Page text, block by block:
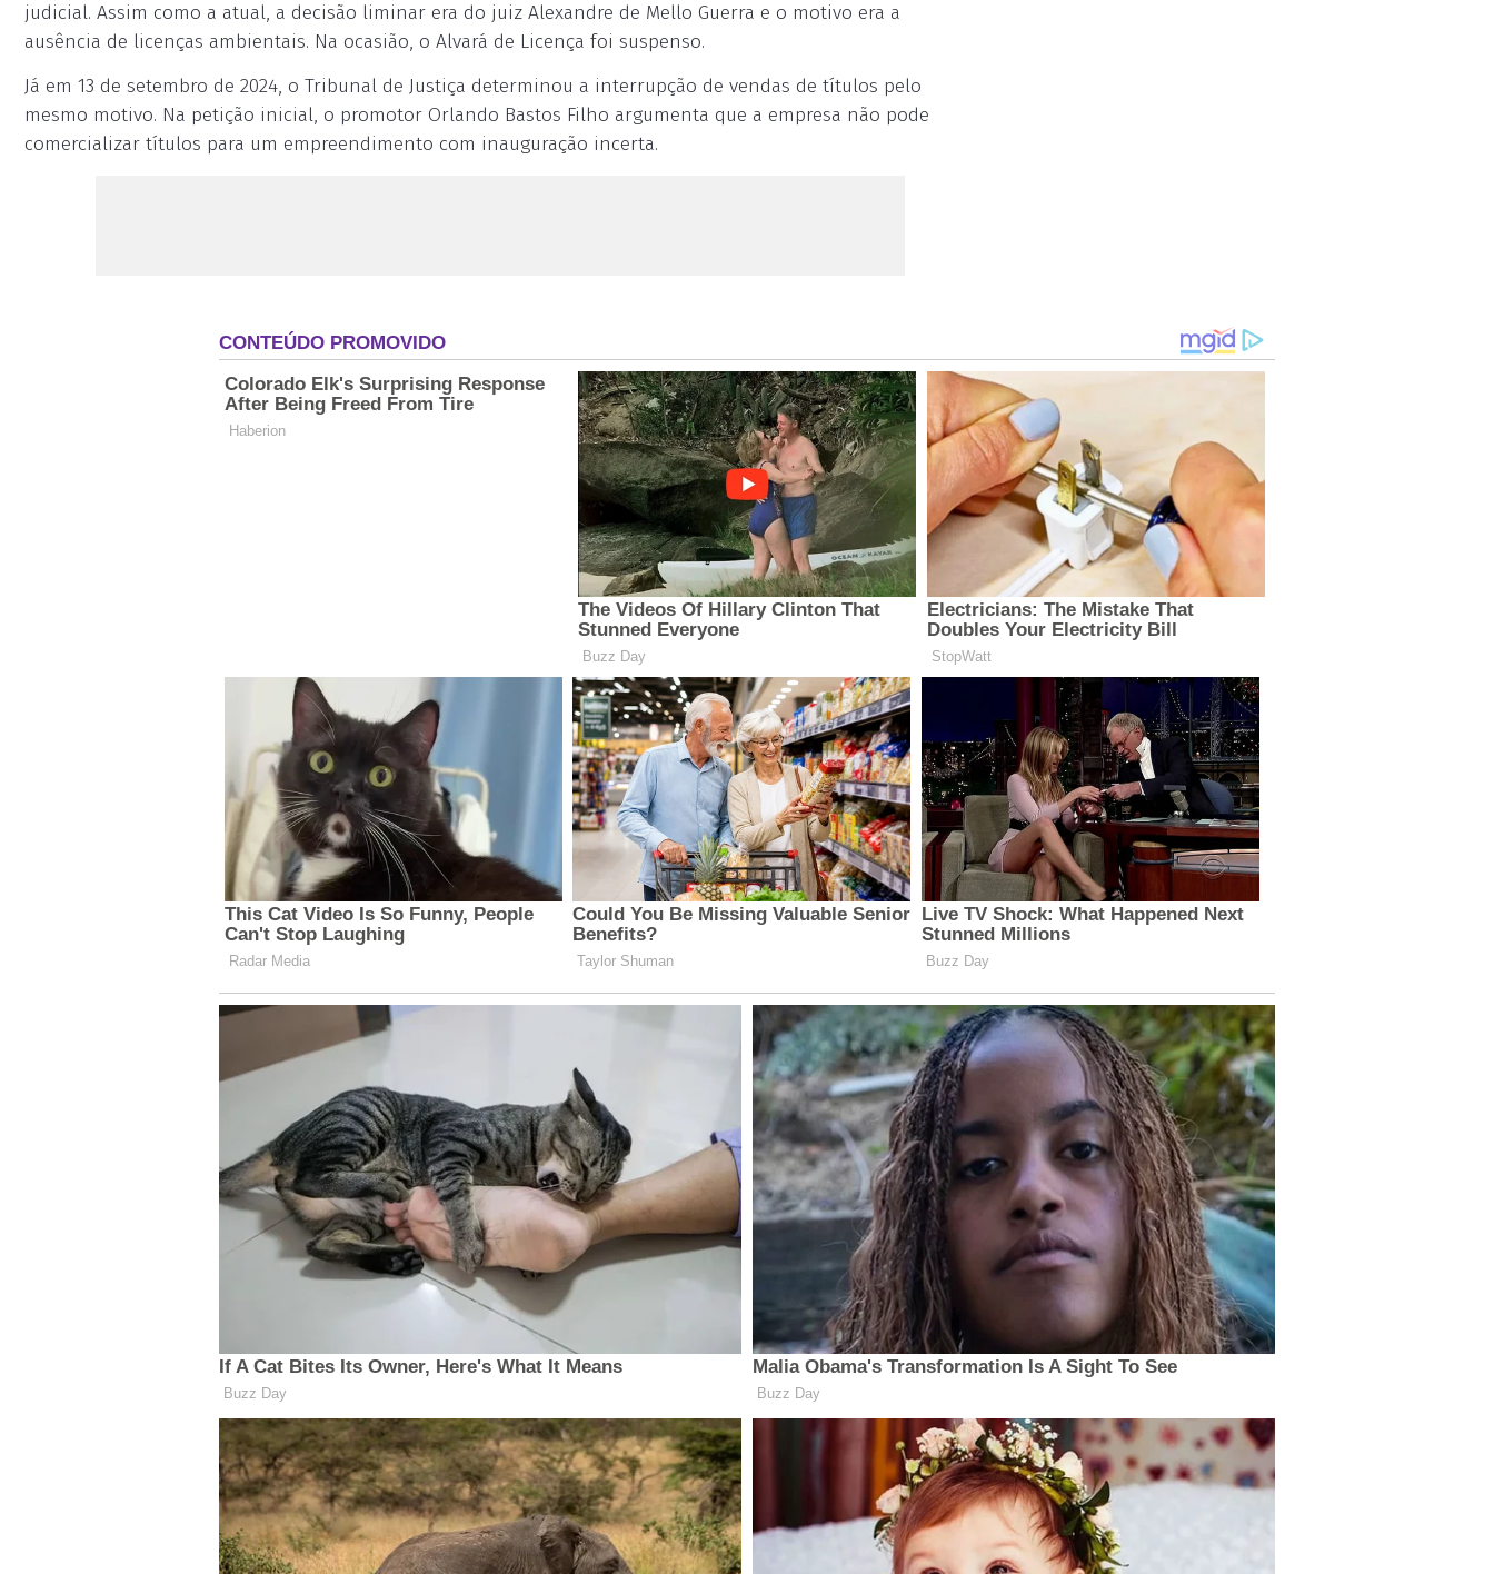
judicial. Assim como a atual, a decisão liminar era do juiz Alexandre de Mello Guerra e o motivo era a
ausência de licenças ambientais. Na ocasião, o Alvará de Licença foi suspenso.
Já em 13 de setembro de 2024, o Tribunal de Justiça determinou a interrupção de vendas de títulos pelo
mesmo motivo. Na petição inicial, o promotor Orlando Bastos Filho argumenta que a empresa não pode
comercializar títulos para um empreendimento com inauguração incerta.